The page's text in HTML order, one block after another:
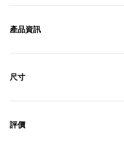
產品資訊
尺寸
評價